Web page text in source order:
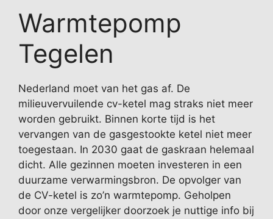
Warmtepomp
Tegelen
Nederland moet van het gas af. De
milieuvervuilende cv-ketel mag straks niet meer
worden gebruikt. Binnen korte tijd is het
vervangen van de gasgestookte ketel niet meer
toegestaan. In 2030 gaat de gaskraan helemaal
dicht. Alle gezinnen moeten investeren in een
duurzame verwarmingsbron. De opvolger van
de CV-ketel is zo’n warmtepomp. Geholpen
door onze vergelijker doorzoek je nuttige info bij